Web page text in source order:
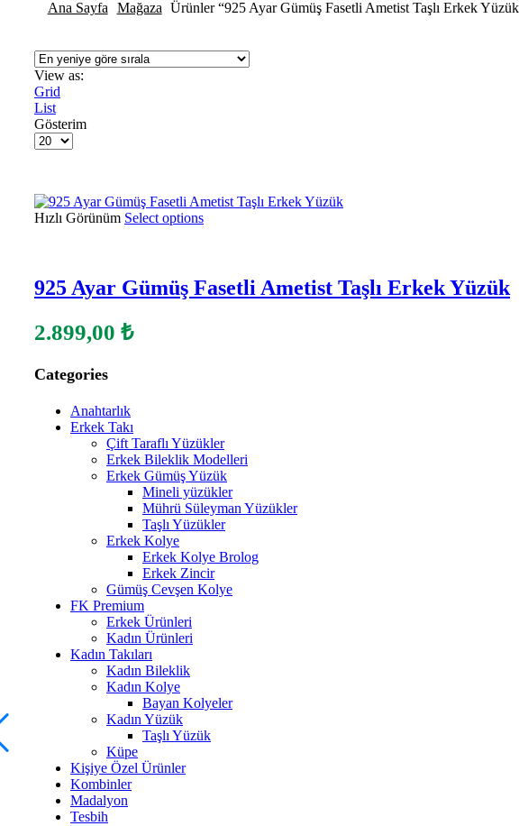
Ana Sayfa Mağaza Ürünler “925 Ayar Gümüş Fasetli Ametist Taşlı Erkek
View as:
Grid
List
Gösterim
Hızlı Görünüm Select options
925 Ayar Gümüş Fasetli Ametist Taşlı Erkek Yüzük
2.899,00 ₺
Categories
Anahtarlık
Erkek Takı
Çift Taraflı Yüzükler
Erkek Bileklik Modelleri
Erkek Gümüş Yüzük
Mineli yüzükler
Mührü Süleyman Yüzükler
Taşlı Yüzükler
Erkek Kolye
Erkek Kolye Brolog
Erkek Zincir
Gümüş Cevşen Kolye
FK Premium
Erkek Ürünleri
Kadın Ürünleri
Kadın Takıları
Kadın Bileklik
Kadın Kolye
Bayan Kolyeler
Kadın Yüzük
Taşlı Yüzük
Küpe
Kişiye Özel Ürünler
Kombinler
Madalyon
Tesbih